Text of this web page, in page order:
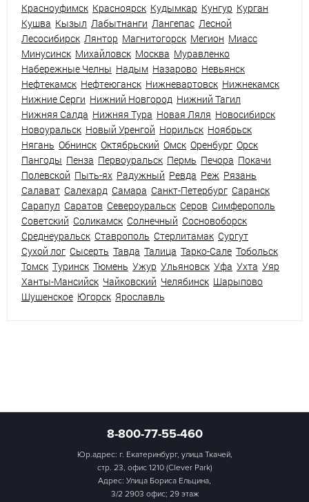
Красноуфимск Красноярск Кудымкар Кунгур Курган
Кушва Кызыл Лабытнанги Лангепас Лесной
Лесосибирск Лянтор Магнитогорск Мегион Миасс
Минусинск Михайловск Москва Муравленко
Набережные Челны Надым Назарово Невьянск
Нефтекамск Нефтеюганск Нижневартовск Нижнекамск
Нижние Серги Нижний Новгород Нижний Тагил
Нижняя Салда Нижняя Тура Новая Ляля Новосибирск
Новоуральск Новый Уренгой Норильск Ноябрьск
Нягань Обнинск Октябрьский Омск Оренбург Орск
Пангоды Пенза Первоуральск Пермь Печора Покачи
Полевской Пыть-ях Радужный Ревда Реж Рязань
Салават Салехард Самара Санкт-Петербург Саранск
Сарапул Саратов Североуральск Серов Симферополь
Советский Соликамск Солнечный Сосновоборск
Среднеуральск Ставрополь Стерлитамак Сургут
Сухой лог Сысерть Тавда Талица Тарко-Сале Тобольск
Томск Туринск Тюмень Ужур Ульяновск Уфа Ухта Уяр
Ханты-Мансийск Чайковский Челябинск Шарыпово
Шушенское Югорск Ярославль
8-800-77-55-460
Юр.адрес: г. Екатеринбург, улица Ткачей,
стр. 23, офис 1210 (Clever Park)
Адрес: Улица Бориса Ельцина,
3/2 2903 офис; 29 этаж